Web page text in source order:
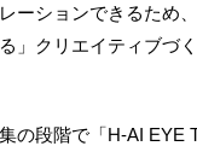
ーションできるため
」クリエイティブづ
の段階で「H-AI EYE